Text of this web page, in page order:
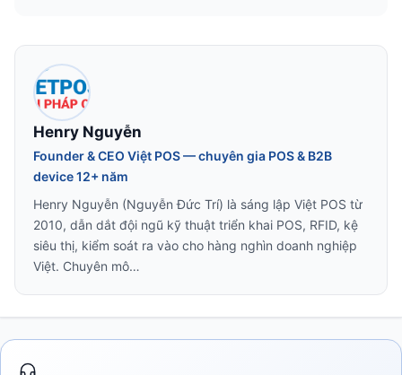
Henry Nguyễn
Founder & CEO Việt POS — chuyên gia POS & B2B
device 12+ năm
Henry Nguyễn (Nguyễn Đức Trí) là sáng lập Việt POS từ
2010, dẫn dắt đội ngũ kỹ thuật triển khai POS, RFID, kệ
siêu thị, kiểm soát ra vào cho hàng nghìn doanh nghiệp
Việt. Chuyên mô…